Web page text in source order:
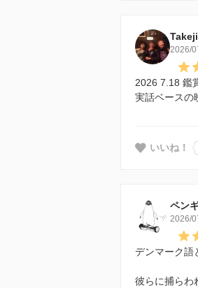
2026/
2026 7.18 鑑
実話ベースの
いいね！
ペン
2026/
デンマーク語
彼らに捕らわ